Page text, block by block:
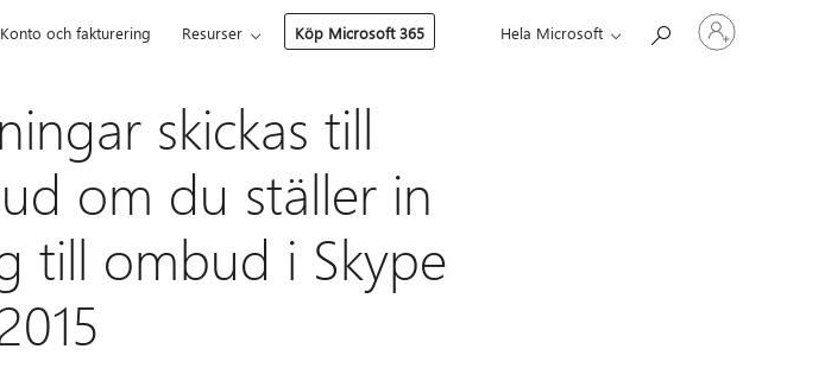
Konto och fakturering Resurser Köp Microsoft 365 Hela Microsoft
Logga
in
skickas till
om du ställer in
till ombud i Skype